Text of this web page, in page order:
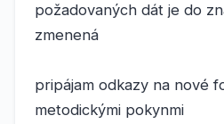
požadovaných dát je do
zmenená
pripájam odkazy na nové
metodickými pokynmi